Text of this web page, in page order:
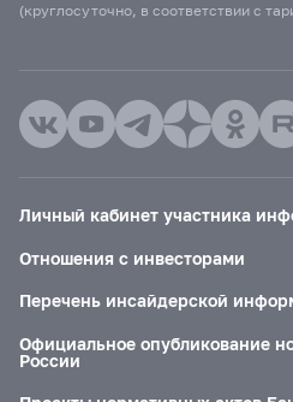
(круглосуточно, в соответствии с
Личный кабинет участника
Отношения с инвесторами
Перечень инсайдерской
Официальное опубликование
России